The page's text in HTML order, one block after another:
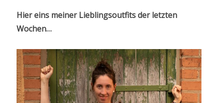
Hier eins meiner Lieblingsoutfits der letzten
Wochen…